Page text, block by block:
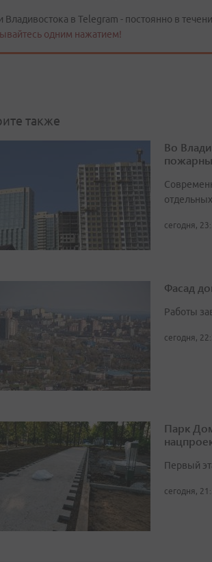
Владивостока в Telegram - постоянно в
одним нажатием!
также
Во
сегодня,
Фасад
Работы
сегодня,
Парк
Первый
сегодня,